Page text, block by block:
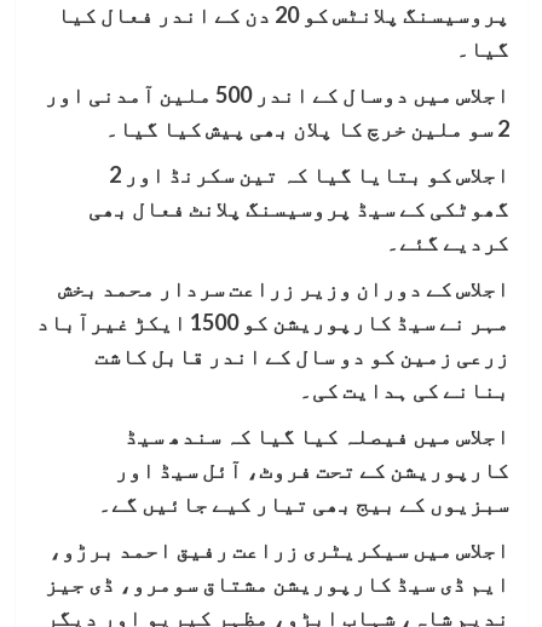
پروسیسنگ پلانٹس کو 20 دن کے اندر فعال کیا
گیا۔
اجلاس میں دوسال کے اندر 500 ملین آمدنی اور
2 سو ملین خرچ کا پلان بھی پیش کیا گیا۔
اجلاس کو بتایا گیا کہ تین سکرنڈ اور 2
گھوٹکی کے سیڈ پروسیسنگ پلانٹ فعال بھی
کردیے گئے۔
اجلاس کے دوران وزیر زراعت سردار محمد بخش
مہر نے سیڈ کارپوریشن کو 1500 ایکڑ غیرآباد
زرعی زمین کو دو سال کے اندر قابل کاشت
بنانے کی ہدایت کی۔
اجلاس میں فیصلہ کیا گیا کہ سندھ سیڈ
کارپوریشن کے تحت فروٹ، آئل سیڈ اور
سبزیوں کے بیج بھی تیار کیے جائیں گے۔
اجلاس میں سیکریٹری زراعت رفیق احمد برڑو،
ایم ڈی سیڈ کارپوریشن مشتاق سومرو، ڈی جیز
ندیم شاہ، شہاب ابڑو، مظہر کیریو اور دیگر